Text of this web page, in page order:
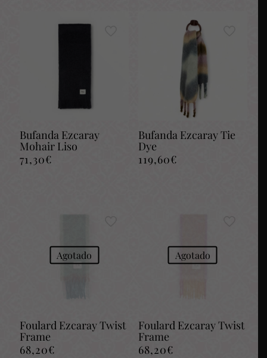
Bufanda Ezcaray
Mohair Liso
71,30€
Bufanda Ezcaray Tie
Dye
119,60€
Agotado
Foulard Ezcaray Twist
Frame
68,20€
Agotado
Foulard Ezcaray Twist
Frame
68,20€